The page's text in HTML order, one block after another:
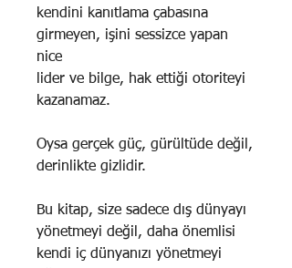
kendini kanıtlama çabasına
girmeyen, işini sessizce yapan
nice
lider ve bilge, hak ettiği otoriteyi
kazanamaz.
Oysa gerçek güç, gürültüde değil,
derinlikte gizlidir.
Bu kitap, size sadece dış dünyayı
yönetmeyi değil, daha önemlisi
kendi iç dünyanızı yönetmeyi